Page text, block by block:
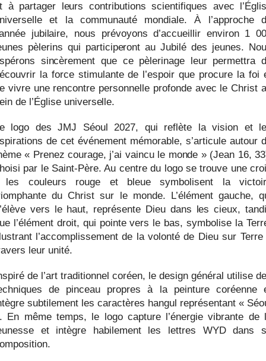
à partager leurs contributions scientifiques avec
et la communauté mondiale. À l’approche
jubilaire, nous prévoyons d’accueillir environ 1
pèlerins qui participeront au Jubilé des jeunes.
sincèrement que ce pèlerinage leur permettra
la force stimulante de l’espoir que procure la foi
vivre une rencontre personnelle profonde avec le Christ
de l’Église universelle.
logo des JMJ Séoul 2027, qui reflète la vision et
de cet événement mémorable, s’articule autour
« Prenez courage, j’ai vaincu le monde » (Jean 16,
par le Saint-Père. Au centre du logo se trouve une
couleurs rouge et bleue symbolisent la
du Christ sur le monde. L’élément gauche,
vers le haut, représente Dieu dans les cieux,
l’élément droit, qui pointe vers le bas, symbolise la
l’accomplissement de la volonté de Dieu sur Terre
leur unité.
de l’art traditionnel coréen, le design général utilise
de pinceau propres à la peinture coréenne
subtilement les caractères hangul représentant «
En même temps, le logo capture l’énergie vibrante de
et intègre habilement les lettres WYD dans